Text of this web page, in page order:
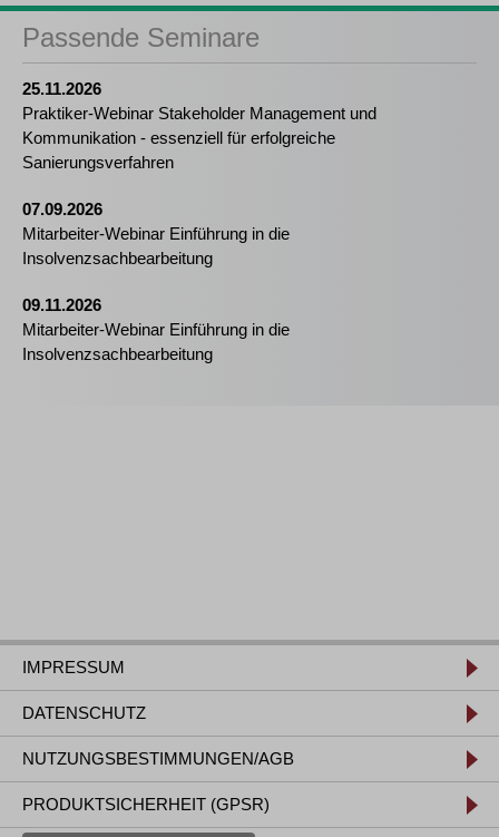
Passende Seminare
25.11.2026
Praktiker-Webinar Stakeholder Management und
Kommunikation - essenziell für erfolgreiche
Sanierungsverfahren
07.09.2026
Mitarbeiter-Webinar Einführung in die
Insolvenzsachbearbeitung
09.11.2026
Mitarbeiter-Webinar Einführung in die
Insolvenzsachbearbeitung
IMPRESSUM
DATENSCHUTZ
NUTZUNGSBESTIMMUNGEN/AGB
PRODUKTSICHERHEIT (GPSR)